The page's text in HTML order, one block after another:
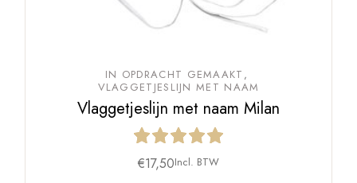
IN OPDRACHT GEMAAKT
VLAGGETJESLIJN MET NAAM
Vlaggetjeslijn met naam Milan
€17,50Incl. BTW